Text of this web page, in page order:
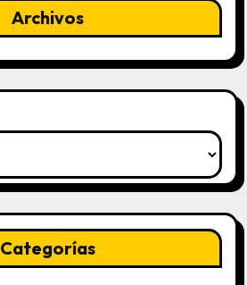
Archivos
Categorías